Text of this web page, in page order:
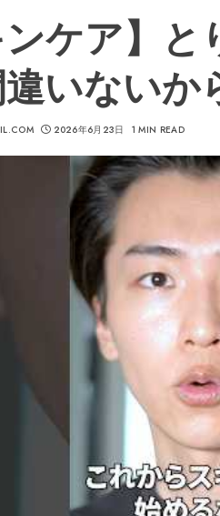
ンケア】
いないか
2026年6月23日 1 MIN READ